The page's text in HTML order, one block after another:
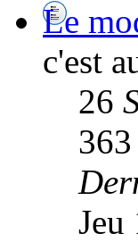
Le
c'est
26
363
Jeu